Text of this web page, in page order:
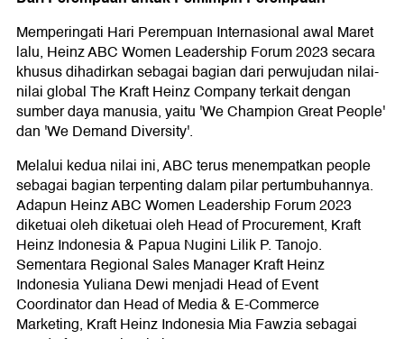
Memperingati Hari Perempuan Internasional awal Maret
lalu, Heinz ABC Women Leadership Forum 2023 secara
khusus dihadirkan sebagai bagian dari perwujudan nilai-
nilai global The Kraft Heinz Company terkait dengan
sumber daya manusia, yaitu 'We Champion Great People'
dan 'We Demand Diversity'.
Melalui kedua nilai ini, ABC terus menempatkan people
sebagai bagian terpenting dalam pilar pertumbuhannya.
Adapun Heinz ABC Women Leadership Forum 2023
diketuai oleh diketuai oleh Head of Procurement, Kraft
Heinz Indonesia & Papua Nugini Lilik P. Tanojo.
Sementara Regional Sales Manager Kraft Heinz
Indonesia Yuliana Dewi menjadi Head of Event
Coordinator dan Head of Media & E-Commerce
Marketing, Kraft Heinz Indonesia Mia Fawzia sebagai